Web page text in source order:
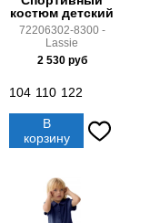
костюм детский
72206302-8300 -
Lassie
2 530руб
104 110 122
В
корзину